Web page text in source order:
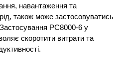
навантаження та
також може застосовуватись
PC8000-6 у
скоротити витрати та